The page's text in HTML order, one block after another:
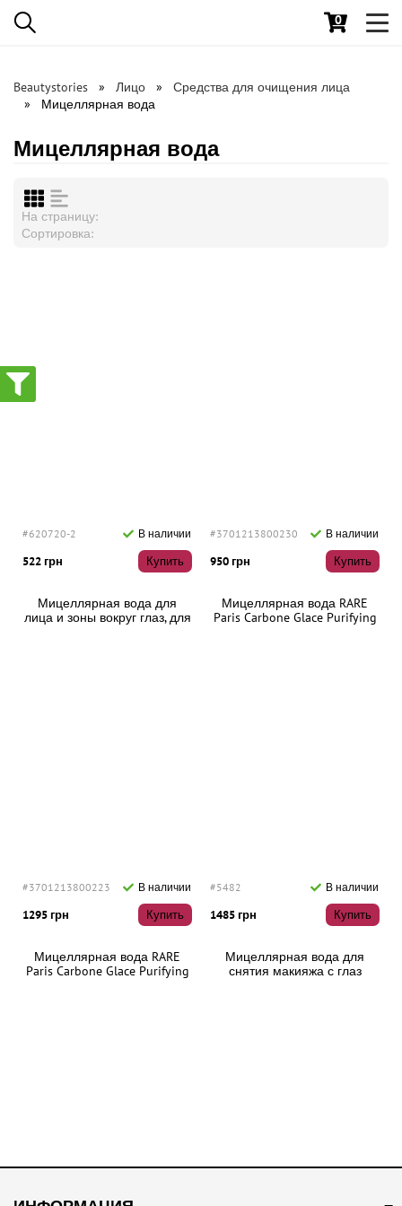
0
Beautystories Лицо
Средства для очищения лица
Мицеллярная вода
Мицеллярная вода
На страницу:
Сортировка:
#620720-2 В наличии
522 грн Купить
Мицеллярная вода для
лица и зоны вокруг глаз, для
#3701213800230 В наличии
950 грн Купить
Мицеллярная вода RARE
Paris Carbone Glace Purifying
#3701213800223 В наличии
1295 грн Купить
Мицеллярная вода RARE
Paris Carbone Glace Purifying
#5482 В наличии
1485 грн Купить
Мицеллярная вода для
снятия макияжа с глаз